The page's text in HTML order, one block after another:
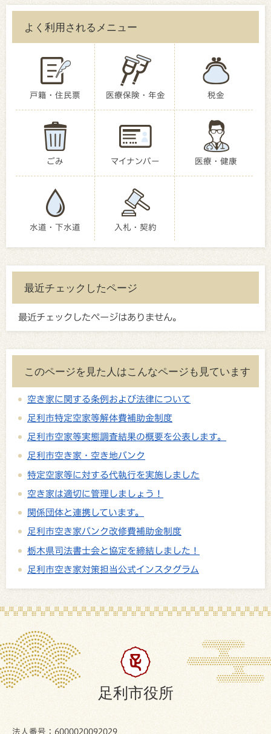
よく利用されるメニュー
戸籍・住民票 医療保険・年金 税金
ごみ マイナンバー 医療・健康
水道・下水道 入札・契約
最近チェックしたページ
最近チェックしたページはありません。
このページを見た人はこんなページも見ています
空き家に関する条例および法律について
足利市特定空家等解体費補助金制度
足利市空家等実態調査結果の概要を公表します。
足利市空き家・空き地バンク
特定空家等に対する代執行を実施しました
空き家は適切に管理しましょう！
関係団体と連携しています。
足利市空き家バンク改修費補助金制度
栃木県司法書士会と協定を締結しました！
足利市空き家対策担当公式インスタグラム
足利市役所
法人番号：6000020092029